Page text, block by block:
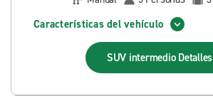
Características del vehículo
SUV intermedio Detalles